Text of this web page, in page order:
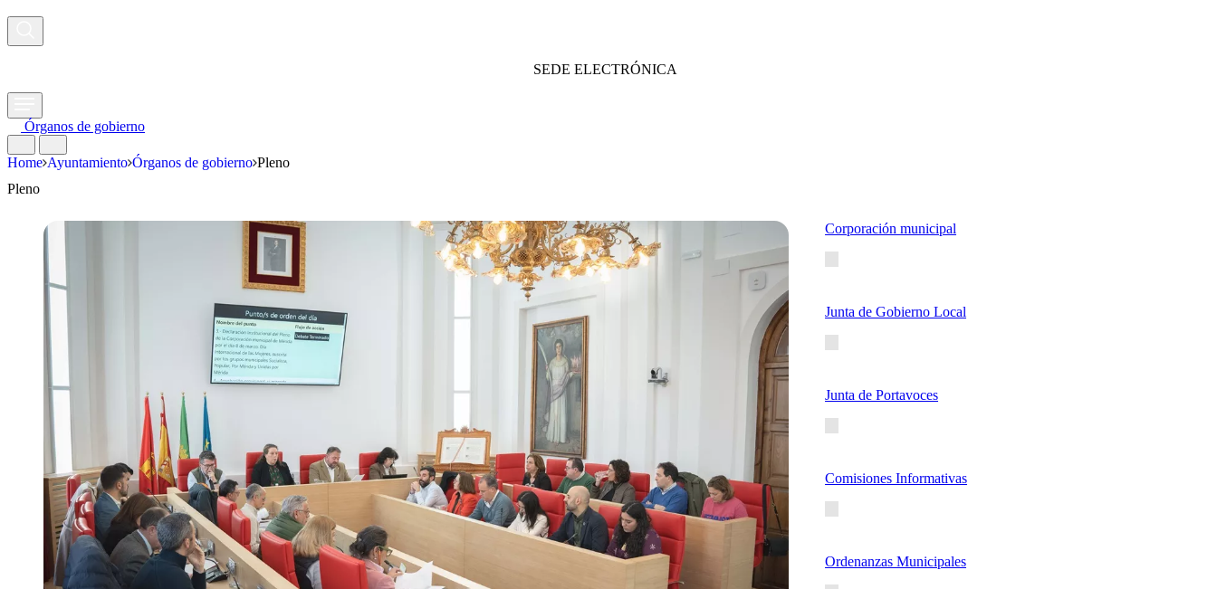
SEDE ELECTRÓNICA
Órganos de gobierno
Home Ayuntamiento Órganos de gobierno Pleno
Pleno
Corporación municipal
Junta de Gobierno Local
Junta de Portavoces
Comisiones Informativas
Ordenanzas Municipales